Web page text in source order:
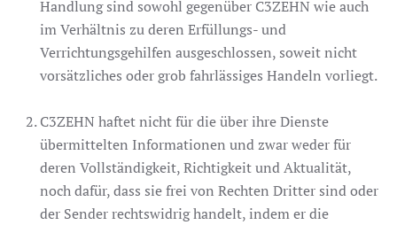
Handlung sind sowohl gegenüber C3ZEHN wie auch
im Verhältnis zu deren Erfüllungs- und
Verrichtungsgehilfen ausgeschlossen, soweit nicht
vorsätzliches oder grob fahrlässiges Handeln vorliegt.
C3ZEHN haftet nicht für die über ihre Dienste
übermittelten Informationen und zwar weder für
deren Vollständigkeit, Richtigkeit und Aktualität,
noch dafür, dass sie frei von Rechten Dritter sind oder
der Sender rechtswidrig handelt, indem er die